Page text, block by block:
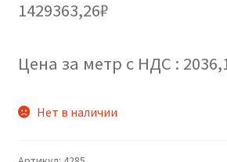
1429363,26₽
Цена за метр с НДС :
Нет в наличии